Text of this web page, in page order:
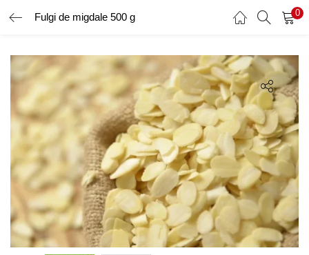
Fulgi de migdale 500 g 0
AUTENTIFICARE ÎNREGISTRARE
Introduceți numele de utilizator și parola pentru a vă autentifica.
Amintește-ți de mine
Ai uitat parola?